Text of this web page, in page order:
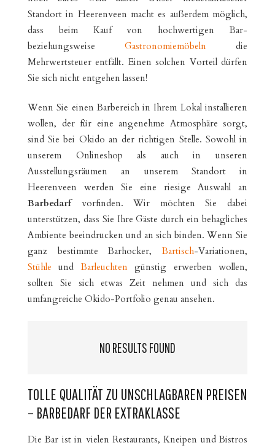
Standort in Heerenveen macht es außerdem möglich,
dass beim Kauf von hochwertigen Bar-
beziehungsweise Gastronomiemöbeln die
Mehrwertsteuer entfällt. Einen solchen Vorteil dürfen
Sie sich nicht entgehen lassen!
Wenn Sie einen Barbereich in Ihrem Lokal installieren
wollen, der für eine angenehme Atmosphäre sorgt,
sind Sie bei Okido an der richtigen Stelle. Sowohl in
unserem Onlineshop als auch in unseren
Ausstellungsräumen an unserem Standort in
Heerenveen werden Sie eine riesige Auswahl an
Barbedarfvorfinden. Wir möchten Sie dabei
unterstützen, dass Sie Ihre Gäste durch ein behagliches
Ambiente beeindrucken und an sich binden. Wenn Sie
ganz bestimmte Barhocker,Bartisch-Variationen,
Stühle undBarleuchten günstig erwerben wollen,
sollten Sie sich etwas Zeit nehmen und sich das
umfangreiche Okido-Portfolio genau ansehen.
NO RESULTS FOUND
TOLLE QUALITÄT ZU UNSCHLAGBAREN PREISEN
– BARBEDARF DER EXTRAKLASSE
Die Bar ist in vielen Restaurants, Kneipen und Bistros